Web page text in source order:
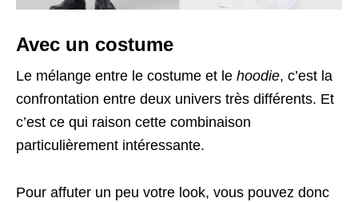
Avec un costume
Le mélange entre le costume et le hoodie, c’est la
confrontation entre deux univers très différents. Et
c’est ce qui raison cette combinaison
particulièrement intéressante.
Pour affuter un peu votre look, vous pouvez donc